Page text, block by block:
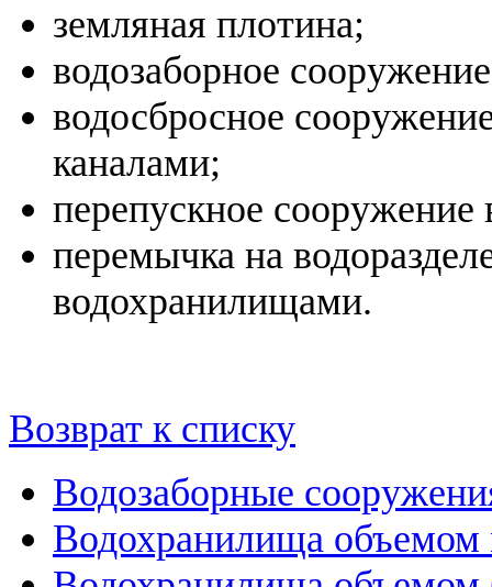
земляная плотина;
водозаборное
водосбросное
каналами;
перепускное
перемычка на
водохранилищами.
Возврат к списку
Водозаборные
Водохранилища